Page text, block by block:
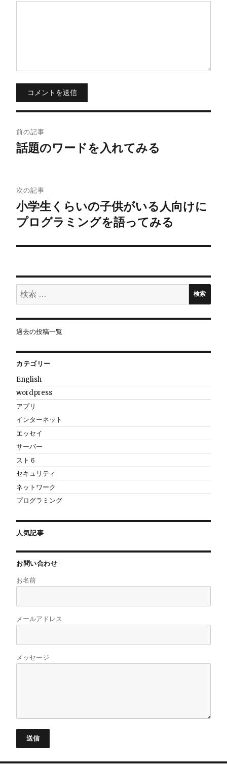
コメントを送信
稿
ビ
ゲ
ー
シ
ョ
ン
前の記事
話題のワードを入れてみる
次の記事
小学生くらいの子供がいる人向けに
プログラミングを語ってみる
検
索:
検索
過去の投稿一覧
カテゴリー
English
wordpress
アプリ
インターネット
エッセイ
サーバー
スト６
セキュリティ
ネットワーク
プログラミング
人気記事
お問い合わせ
お名前
メールアドレス
メッセージ
送信